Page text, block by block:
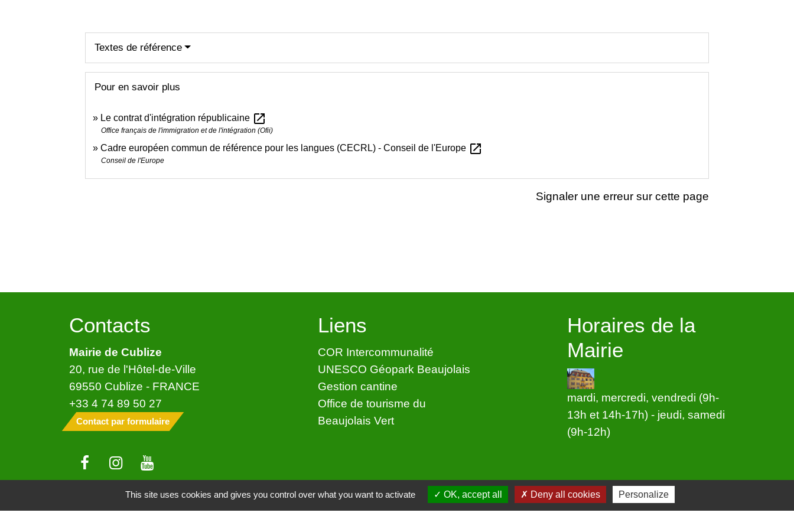
Textes de référence
Pour en savoir plus
Le contrat d'intégration républicaine open_in_new
Office français de l'immigration et de l'intégration (Ofii)
Cadre européen commun de référence pour les langues (CECRL) - Conseil de l'Europe open_in_new
Conseil de l'Europe
Signaler une erreur sur cette page
Contacts
Mairie de Cublize
20, rue de l'Hôtel-de-Ville
69550 Cublize - FRANCE
+33 4 74 89 50 27
Contact par formulaire
Liens
COR Intercommunalité
UNESCO Géopark Beaujolais
Gestion cantine
Office de tourisme du
Beaujolais Vert
Horaires de la
Mairie
mardi, mercredi, vendredi (9h-
13h et 14h-17h) - jeudi, samedi
(9h-12h)
Mentions légales - Politique de confidentialité - Accessibilité - Application mobile Localiti - Plan du site - Gestion des cookies
This site uses cookies and gives you control over what you want to activate OK, accept all Deny all cookies Personalize